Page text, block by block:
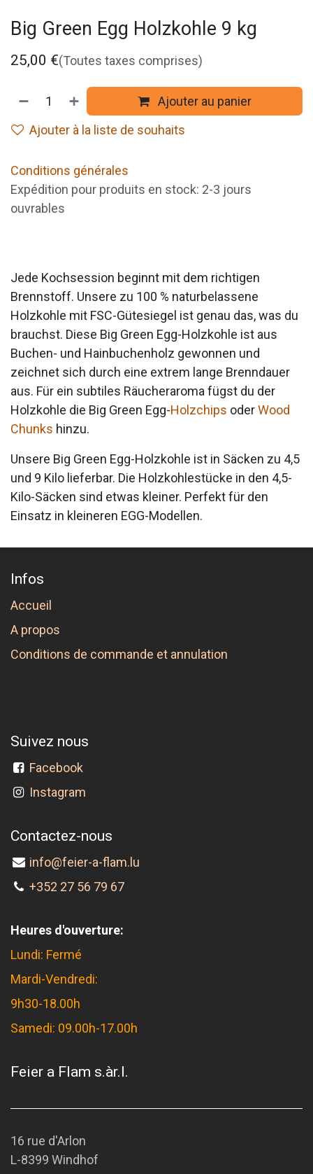
Big Green Egg Holzkohle 9 kg
25,00 €(Toutes taxes comprises)
Ajouter au panier
Ajouter à la liste de souhaits
Conditions générales
Expédition pour produits en stock: 2-3 jours
ouvrables
Jede Kochsession beginnt mit dem richtigen
Brennstoff. Unsere zu 100 % naturbelassene
Holzkohle mit FSC-Gütesiegel ist genau das, was du
brauchst. Diese Big Green Egg-Holzkohle ist aus
Buchen- und Hainbuchenholz gewonnen und
zeichnet sich durch eine extrem lange Brenndauer
aus. Für ein subtiles Räucheraroma fügst du der
Holzkohle die Big Green Egg-Holzchips oderWood
Chunks hinzu.
Unsere Big Green Egg-Holzkohle ist in Säcken zu 4,5
und 9 Kilo lieferbar. Die Holzkohlestücke in den 4,5-
Kilo-Säcken sind etwas kleiner. Perfekt für den
Einsatz in kleineren EGG-Modellen.
Infos
Accueil
A propos
Conditions de commande et annulation
Suivez nous
Facebook
Instagram
Contactez-nous
info@feier-a-flam.lu
+352 27 56 79 67
Heures d'ouverture:
Lundi: Fermé
Mardi-Vendredi:
9h30-18.00h
Samedi: 09.00h-17.00h
Feier a Flam s.àr.l.
16 rue d'Arlon
L-8399 Windhof